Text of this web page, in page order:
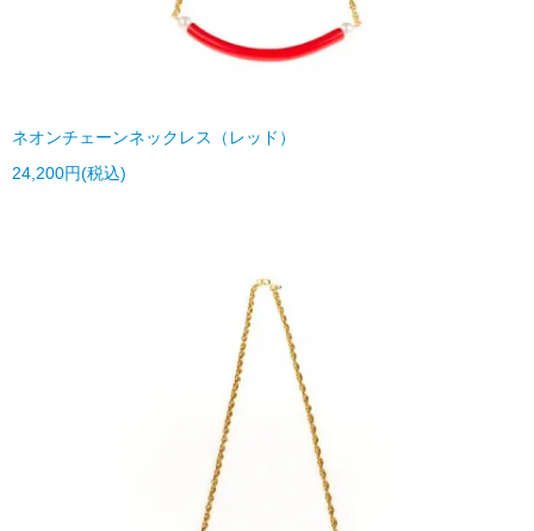
ネオンチェーンネックレス（レッド）
24,200円(税込)